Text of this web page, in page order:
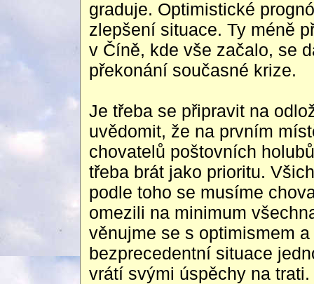
graduje. Optimistické
zlepšení situace. Ty méně
v Číně, kde vše začalo, se
překonání současné krize.
Je třeba se připravit na
uvědomit, že na prvním
chovatelů poštovních
třeba brát jako prioritu.
podle toho se musíme
omezili na minimum
věnujme se s optimismem
bezprecedentní situace
vrátí svými úspěchy na trati.